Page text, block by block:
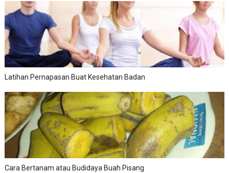
Latihan Pernapasan Buat Kesehatan Badan
Cara Bertanam atau Budidaya Buah Pisang